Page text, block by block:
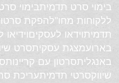
בימוי סרט תדמיתבימוי
ללקוחות מחו"להפקת
תדמיתוידאו לעסקיםוידיאו
בארועמצגת עסקיתסרט
באנגליתסרטון עם קריינות
שיווקסרטי תדמיתעריכת